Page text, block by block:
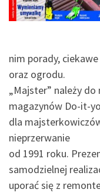
nim porady,
oraz ogrodu.
„Majster” należy
magazynów Do-it-
dla
nieprzerwanie
od 1991 roku.
samodzielnej
uporać się z